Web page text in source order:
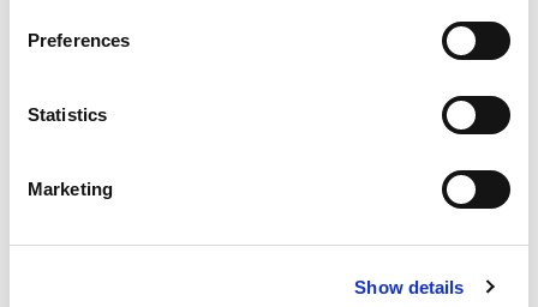
Preferences
Statistics
Marketing
Show details
挤压性能